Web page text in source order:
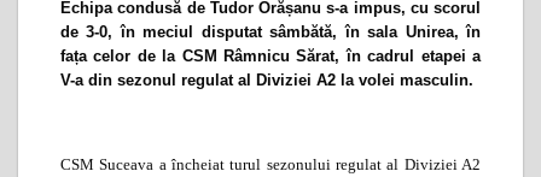
Echipa condusă de Tudor Orășanu s-a impus, cu scorul
de 3-0, în meciul disputat sâmbătă, în sala Unirea, în
fața celor de la CSM Râmnicu Sărat, în cadrul etapei a
V-a din sezonul regulat al Diviziei A2 la volei masculin.
CSM Suceava a încheiat turul sezonului regulat al Diviziei A2